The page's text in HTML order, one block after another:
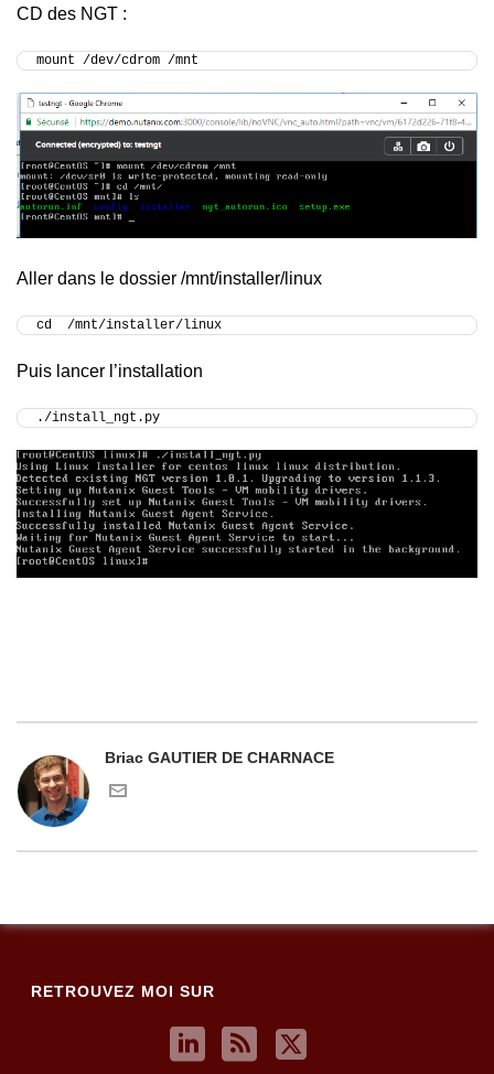
CD des NGT :
mount /dev/cdrom /mnt
Aller dans le dossier /mnt/installer/linux
cd  /mnt/installer/linux
Puis lancer l’installation
./install_ngt.py
Briac GAUTIER DE CHARNACE
RETROUVEZ MOI SUR